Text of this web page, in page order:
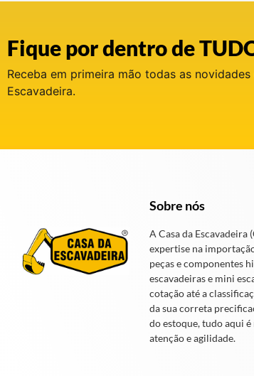
Fique por dentro de
Receba em primeira mão todas as novidades
Escavadeira.
Sobre nós
A Casa da Escavadeira
expertise na
peças e componentes
escavadeiras e mini
cotação até a
da sua correta
do estoque, tudo aqui
atenção e agilidade.